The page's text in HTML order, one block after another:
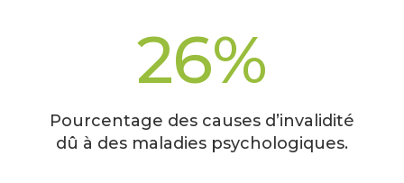
26%
Pourcentage des causes d’invalidité
dû à des maladies psychologiques.